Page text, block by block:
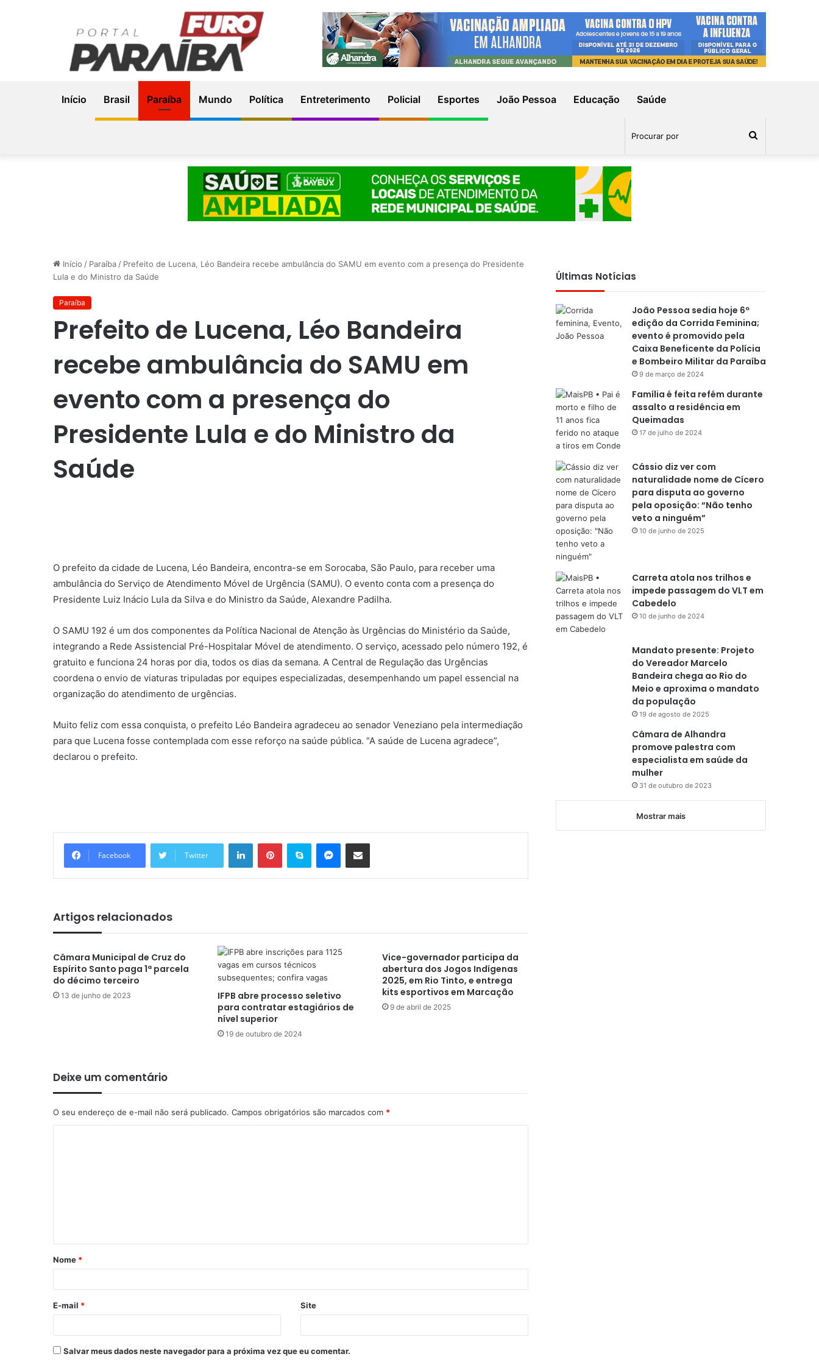
Início Brasil Paraíba Mundo Política Entreterimento Policial Esportes João Pessoa Educação Saúde
Início / Paraíba / Prefeito de Lucena, Léo Bandeira recebe ambulância do SAMU em evento com a presença do Presidente
Lula e do Ministro da Saúde
Paraíba
Prefeito de Lucena, Léo Bandeira
recebe ambulância do SAMU em
evento com a presença do
Presidente Lula e do Ministro da
Saúde
O prefeito da cidade de Lucena, Léo Bandeira, encontra-se em Sorocaba, São Paulo, para receber uma
ambulância do Serviço de Atendimento Móvel de Urgência (SAMU). O evento conta com a presença do
Presidente Luiz Inácio Lula da Silva e do Ministro da Saúde, Alexandre Padilha.
O SAMU 192 é um dos componentes da Política Nacional de Atenção às Urgências do Ministério da Saúde,
integrando a Rede Assistencial Pré-Hospitalar Móvel de atendimento. O serviço, acessado pelo número 192, é
gratuito e funciona 24 horas por dia, todos os dias da semana. A Central de Regulação das Urgências
coordena o envio de viaturas tripuladas por equipes especializadas, desempenhando um papel essencial na
organização do atendimento de urgências.
Muito feliz com essa conquista, o prefeito Léo Bandeira agradeceu ao senador Veneziano pela intermediação
para que Lucena fosse contemplada com esse reforço na saúde pública. “A saúde de Lucena agradece”,
declarou o prefeito.
Facebook Twitter
Artigos relacionados
Câmara Municipal de Cruz do
Espírito Santo paga 1ª parcela
do décimo terceiro
13 de junho de 2023
IFPB abre processo seletivo
para contratar estagiários de
nível superior
19 de outubro de 2024
Vice-governador participa da
abertura dos Jogos Indígenas
2025, em Rio Tinto, e entrega
kits esportivos em Marcação
9 de abril de 2025
Deixe um comentário
O seu endereço de e-mail não será publicado. Campos obrigatórios são marcados com *
á
r
*
Nome *
E-mail * Site
Salvar meus dados neste navegador para a próxima vez que eu comentar.
Últimas Notícias
João Pessoa sedia hoje 6º
edição da Corrida Feminina;
evento é promovido pela
Caixa Beneficente da Polícia
e Bombeiro Militar da Paraíba
9 de março de 2024
Família é feita refém durante
assalto a residência em
Queimadas
17 de julho de 2024
Cássio diz ver com
naturalidade nome de Cícero
para disputa ao governo
pela oposição: “Não tenho
veto a ninguém”
10 de junho de 2025
Carreta atola nos trilhos e
impede passagem do VLT em
Cabedelo
10 de junho de 2024
Mandato presente: Projeto
do Vereador Marcelo
Bandeira chega ao Rio do
Meio e aproxima o mandato
da população
19 de agosto de 2025
Câmara de Alhandra
promove palestra com
especialista em saúde da
mulher
31 de outubro de 2023
Mostrar mais